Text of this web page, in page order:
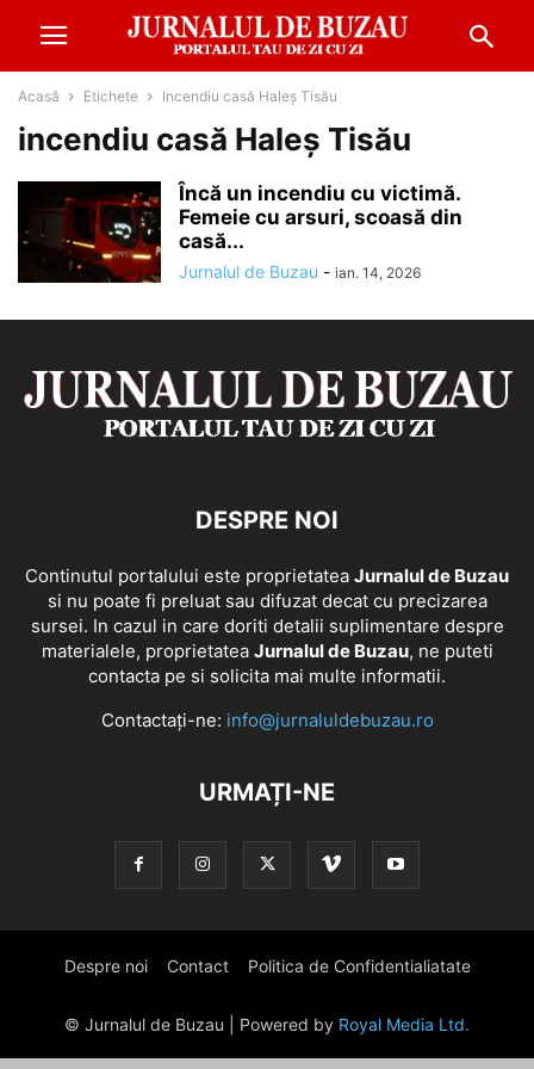
Acasă Etichete Incendiu casă Haleș Tisău
incendiu casă Haleș Tisău
Încă un incendiu cu victimă.
Femeie cu arsuri, scoasă din
casă...
Jurnalul de Buzau - ian. 14, 2026
DESPRE NOI
Continutul portalului este proprietatea Jurnalul de Buzau
si nu poate fi preluat sau difuzat decat cu precizarea
sursei. In cazul in care doriti detalii suplimentare despre
materialele, proprietatea Jurnalul de Buzau, ne puteti
contacta pe si solicita mai multe informatii.
Contactați-ne: info@jurnaluldebuzau.ro
URMAȚI-NE
Despre noi Contact Politica de Confidentialiatate
© Jurnalul de Buzau | Powered by Royal Media Ltd.